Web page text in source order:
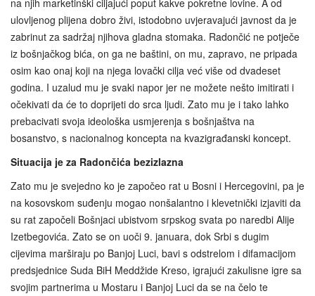
na njih marketinški ciljajući poput kakve pokretne lovine. A od
ulovljenog plijena dobro živi, istodobno uvjeravajući javnost da je
zabrinut za sadržaj njihova gladna stomaka. Radončić ne potječe
iz bošnjačkog bića, on ga ne baštini, on mu, zapravo, ne pripada
osim kao onaj koji na njega lovački cilja već više od dvadeset
godina. I uzalud mu je svaki napor jer ne možete nešto imitirati i
očekivati da će to doprijeti do srca ljudi. Zato mu je i tako lahko
prebacivati svoja ideološka usmjerenja s bošnjaštva na
bosanstvo, s nacionalnog koncepta na kvazigrađanski koncept.
Situacija je za Radončića bezizlazna
Zato mu je svejedno ko je započeo rat u Bosni i Hercegovini, pa je
na kosovskom suđenju mogao nonšalantno i klevetnički izjaviti da
su rat započeli Bošnjaci ubistvom srpskog svata po naredbi Alije
Izetbegovića. Zato se on uoči 9. januara, dok Srbi s dugim
cijevima marširaju po Banjoj Luci, bavi s odstrelom i difamacijom
predsjednice Suda BiH Meddžide Kreso, igrajući zakulisne igre sa
svojim partnerima u Mostaru i Banjoj Luci da se na čelo te